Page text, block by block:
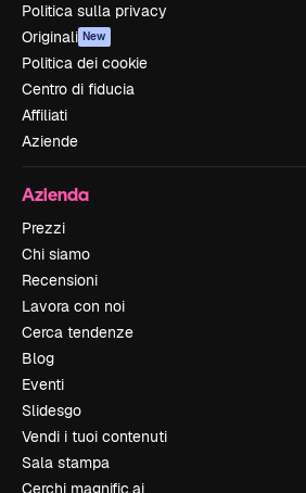
Politica sulla privacy
Originali New
Politica dei cookie
Centro di fiducia
Affiliati
Aziende
Azienda
Prezzi
Chi siamo
Recensioni
Lavora con noi
Cerca tendenze
Blog
Eventi
Slidesgo
Vendi i tuoi contenuti
Sala stampa
Cerchi magnific.ai